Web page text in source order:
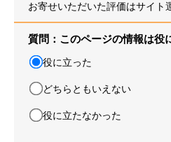
お寄せいただいた評価はサイト
質問：このページの情報は役
役に立った
どちらともいえない
役に立たなかった